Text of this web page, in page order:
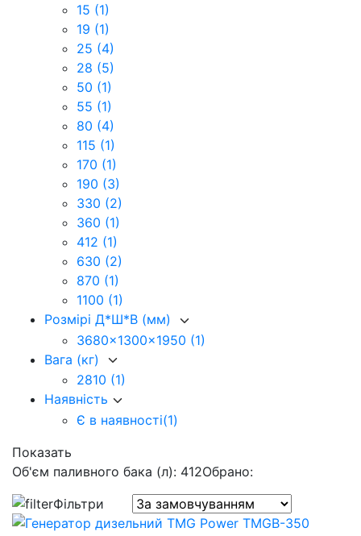
15 (1)
19 (1)
25 (4)
28 (5)
50 (1)
55 (1)
80 (4)
115 (1)
170 (1)
190 (3)
330 (2)
360 (1)
412 (1)
630 (2)
870 (1)
1100 (1)
Розмірі Д*Ш*В (мм)
3680x1300x1950 (1)
Вага (кг)
2810 (1)
Наявність
Є в наявності(1)
Показать
Об'єм паливного бака (л): 412Обрано:
Фільтри